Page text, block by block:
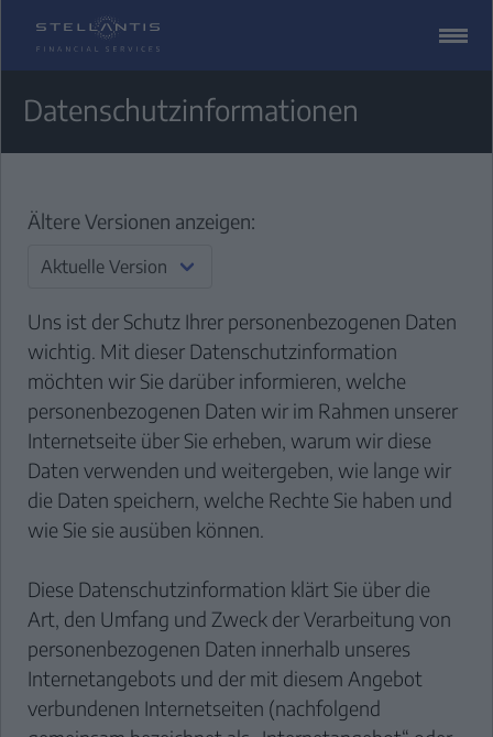
Datenschutz­informationen
Ältere Versionen anzeigen:
Uns ist der Schutz Ihrer personenbezogenen Daten
wichtig. Mit dieser Datenschutzinformation
möchten wir Sie darüber informieren, welche
personenbezogenen Daten wir im Rahmen unserer
Internetseite über Sie erheben, warum wir diese
Daten verwenden und weitergeben, wie lange wir
die Daten speichern, welche Rechte Sie haben und
wie Sie sie ausüben können.
Diese Datenschutzinformation klärt Sie über die
Art, den Umfang und Zweck der Verarbeitung von
personenbezogenen Daten innerhalb unseres
Internetangebots und der mit diesem Angebot
verbundenen Internetseiten (nachfolgend